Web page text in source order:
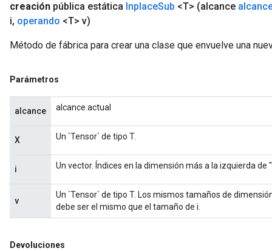
creación pública estática InplaceSub <T> (alcance
i, operando <T> v)
Método de fábrica para crear una clase que envuelve una
Parámetros
alcance alcance actual
X Un `Tensor` de tipo T.
i Un vector. Índices en la dimensión más a la izquierda de
v
Un `Tensor` de tipo T. Los mismos tamaños de
debe ser el mismo que el tamaño de i.
Devoluciones